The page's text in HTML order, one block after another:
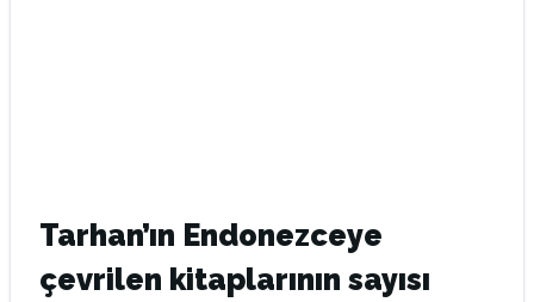
Tarhan’ın Endonezceye
çevrilen kitaplarının sayısı